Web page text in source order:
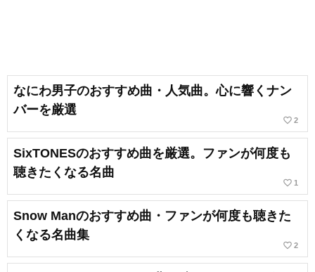
なにわ男子のおすすめ曲・人気曲。心に響くナン
バーを厳選
favorite_border 2
SixTONESのおすすめ曲を厳選。ファンが何度も
聴きたくなる名曲
favorite_border 1
Snow Manのおすすめ曲・ファンが何度も聴きた
くなる名曲集
favorite_border 2